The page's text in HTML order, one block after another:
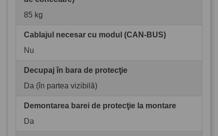
85 kg
Cablajul necesar cu modul (CAN-BUS)
Nu
Decupaj în bara de protecţie
Da (în partea vizibilă)
Demontarea barei de protecţie la montare
Da